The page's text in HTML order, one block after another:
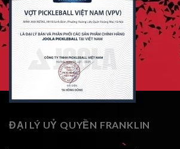
ĐẠI LÝ UỶ QUYỀN FRANKLIN